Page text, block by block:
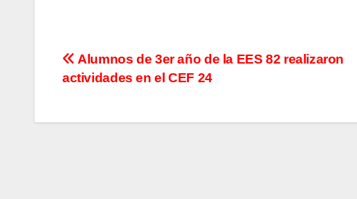
Navegación
entradas
Alumnos de 3er año de la EES 82 realizaron
actividades en el CEF 24